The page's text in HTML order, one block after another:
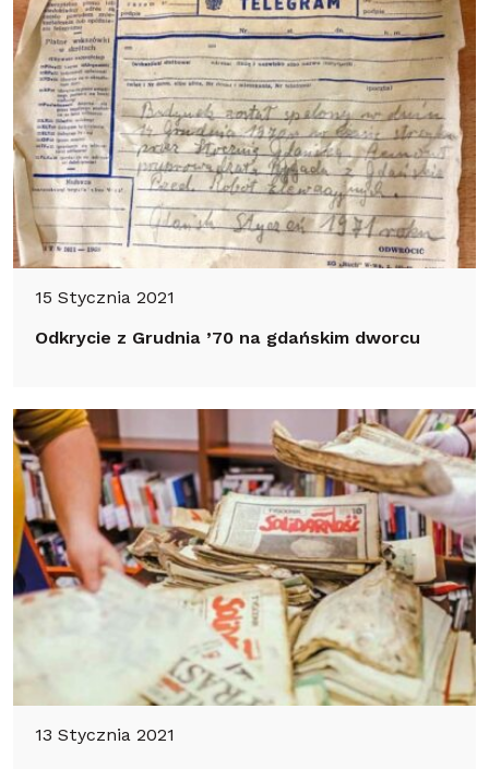
15 Stycznia 2021
Odkrycie z Grudnia ’70 na gdańskim dworcu
13 Stycznia 2021